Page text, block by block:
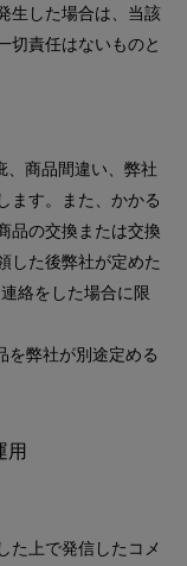
生した場合は、当該
切責任はないものと
、商品間違い、弊社
ます。また、かかる
品の交換または交換
した後弊社が定めた
絡をした場合に限
を弊社が別途定める
用
た上で発信したコメ